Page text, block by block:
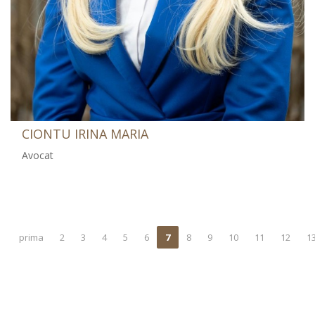
CIONTU IRINA MARIA
Avocat
prima 2 3 4 5 6 7 8 9 10 11 12